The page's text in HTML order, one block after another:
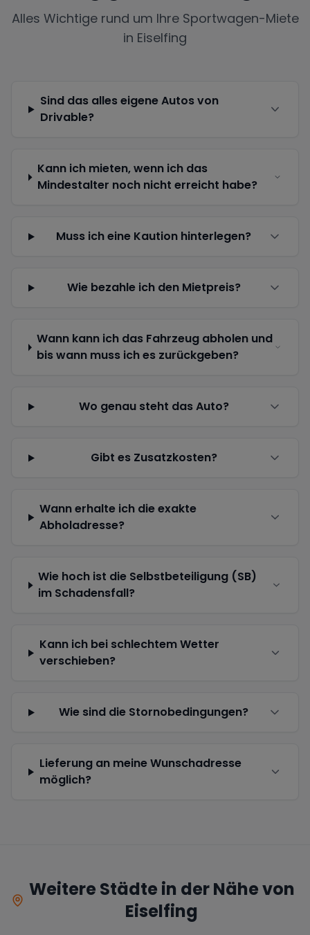
Alles Wichtige rund um Ihre Sportwagen-Miete
in Eiselfing
Sind das alles eigene Autos von
Drivable?
Kann ich mieten, wenn ich das
Mindestalter noch nicht erreicht habe?
Muss ich eine Kaution hinterlegen?
Wie bezahle ich den Mietpreis?
Wann kann ich das Fahrzeug abholen und
bis wann muss ich es zurückgeben?
Wo genau steht das Auto?
Gibt es Zusatzkosten?
Wann erhalte ich die exakte
Abholadresse?
Wie hoch ist die Selbstbeteiligung (SB)
im Schadensfall?
Kann ich bei schlechtem Wetter
verschieben?
Wie sind die Stornobedingungen?
Lieferung an meine Wunschadresse
möglich?
Weitere Städte in der Nähe von
Eiselfing